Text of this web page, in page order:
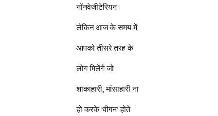
नॉनवेजीटेरियन।
लेकिन आज के समय में
आपको तीसरे तरह के
लोग मिलेंगे जो
शाकाहारी, मांसाहारी ना
हो करके ‘वीगन’ होते